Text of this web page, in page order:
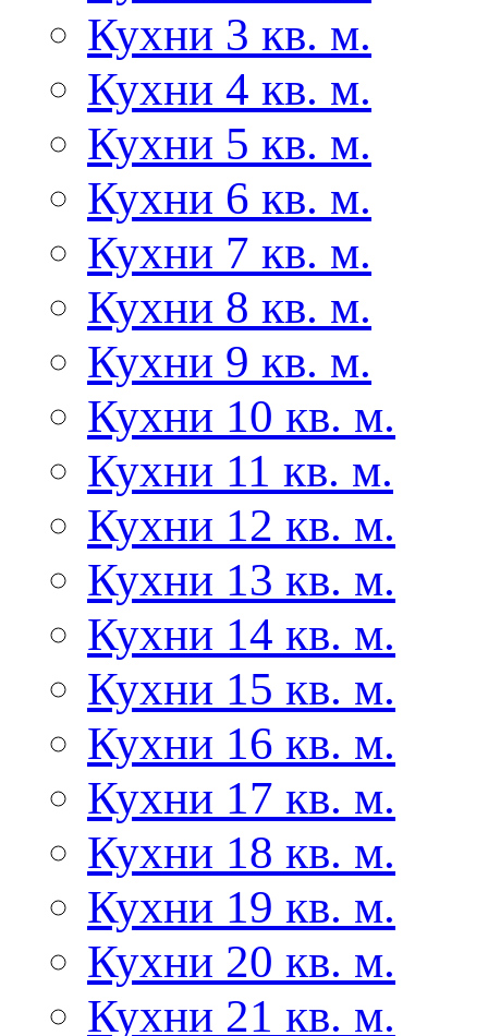
Кухни 3 кв. м.
Кухни 4 кв. м.
Кухни 5 кв. м.
Кухни 6 кв. м.
Кухни 7 кв. м.
Кухни 8 кв. м.
Кухни 9 кв. м.
Кухни 10 кв. м.
Кухни 11 кв. м.
Кухни 12 кв. м.
Кухни 13 кв. м.
Кухни 14 кв. м.
Кухни 15 кв. м.
Кухни 16 кв. м.
Кухни 17 кв. м.
Кухни 18 кв. м.
Кухни 19 кв. м.
Кухни 20 кв. м.
Кухни 21 кв. м.